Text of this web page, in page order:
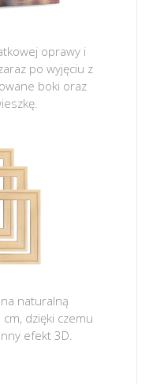
oprawy i
po wyjęciu z
boki oraz
naturalną
dzięki czemu
efekt 3D.